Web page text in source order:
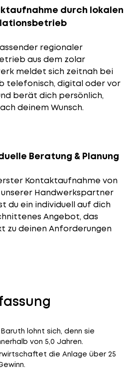
durch lokalen
regionaler
aus dem zolar
meldet sich zeitnah bei
telefonisch, digital oder vor
berät dich persönlich,
deinem Wunsch.
Beratung & Planung
Kontaktaufnahme von
Handwerkspartner
du ein individuell auf dich
Angebot, das
zu deinen Anforderungen
lohnt sich, denn sie
von 5,0 Jahren.
die Anlage über 25